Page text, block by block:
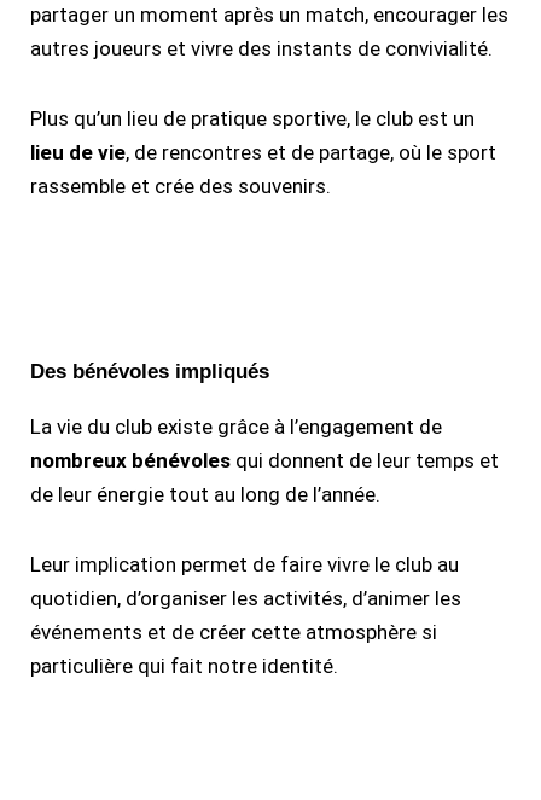
partager un moment après un match, encourager les
autres joueurs et vivre des instants de convivialité.
Plus qu’un lieu de pratique sportive, le club est un
lieu de vie, de rencontres et de partage, où le sport
rassemble et crée des souvenirs.
Des bénévoles impliqués​
La vie du club existe grâce à l’engagement de
nombreux bénévoles qui donnent de leur temps et
de leur énergie tout au long de l’année.
Leur implication permet de faire vivre le club au
quotidien, d’organiser les activités, d’animer les
événements et de créer cette atmosphère si
particulière qui fait notre identité.